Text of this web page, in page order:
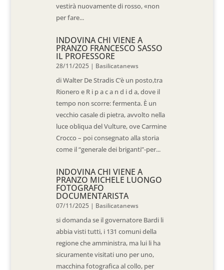
vestirà nuovamente di rosso, «non
per fare...
INDOVINA CHI VIENE A
PRANZO FRANCESCO SASSO
IL PROFESSORE
28/11/2025 | Basilicatanews
di Walter De Stradis C’è un posto,tra
Rionero e R i p a c a n d i d a, dove il
tempo non scorre: fermenta. È un
vecchio casale di pietra, avvolto nella
luce obliqua del Vulture, ove Carmine
Crocco – poi consegnato alla storia
come il “generale dei briganti”-per...
INDOVINA CHI VIENE A
PRANZO MICHELE LUONGO
FOTOGRAFO
DOCUMENTARISTA
07/11/2025 | Basilicatanews
si domanda se il governatore Bardi li
abbia visti tutti, i 131 comuni della
regione che amministra, ma lui li ha
sicuramente visitati uno per uno,
macchina fotografica al collo, per